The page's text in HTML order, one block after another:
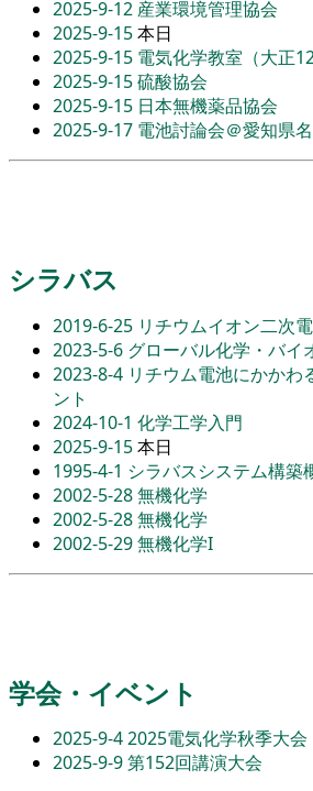
2025-9-12 産業環境管理協会
2025-9-15本日
2025-9-15 電気化学教室（大正12
2025-9-15硫酸協会
2025-9-15 日本無機薬品協会
2025-9-17 電池討論会＠愛知県
シラバス
2019-6-25 リチウムイオン二次
2023-5-6 グローバル化学・バイ
2023-8-4 リチウム電池にかかわ
ント
2024-10-1 化学工学入門
2025-9-15本日
1995-4-1 シラバスシステム構築
2002-5-28無機化学
2002-5-28無機化学
2002-5-29無機化学I
学会・イベント
2025-9-42025電気化学秋季大会
2025-9-9第152回講演大会